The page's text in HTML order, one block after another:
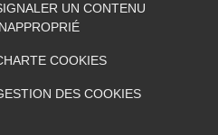
UN CONTENU
COOKIES
DES COOKIES